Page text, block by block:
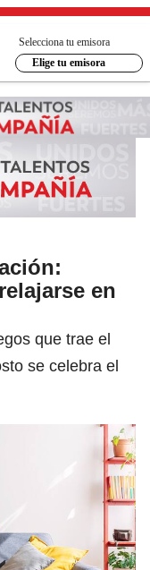
Selecciona tu emisora
Elige tu emisora
en
que trae el
se celebra el